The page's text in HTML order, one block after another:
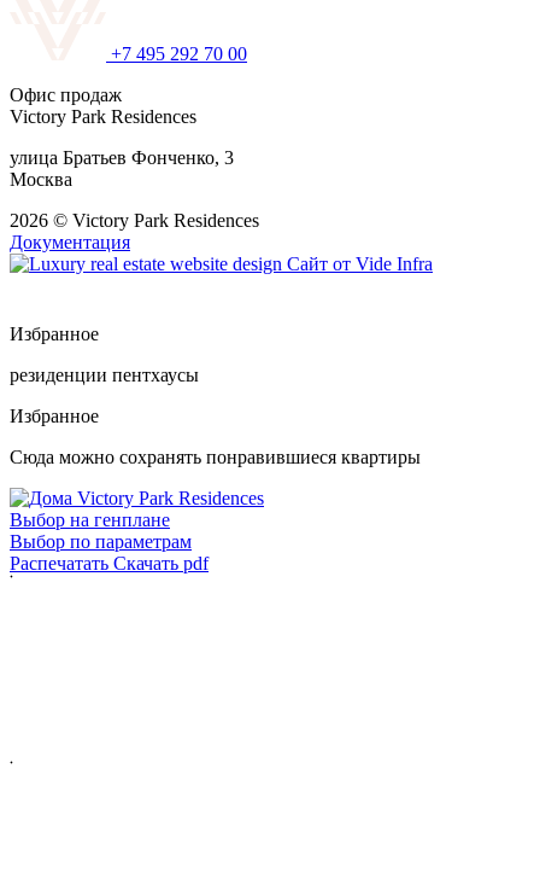
+7 495 292 70 00
Офис продаж
Victory Park Residences
улица Братьев Фонченко, 3
Москва
2026 © Victory Park Residences
Документация
Сайт от Vide Infra
Избранное
резиденции пентхаусы
Избранное
Сюда можно сохранять понравившиеся квартиры
Выбор на генплане
Выбор по параметрам
Распечатать Скачать pdf